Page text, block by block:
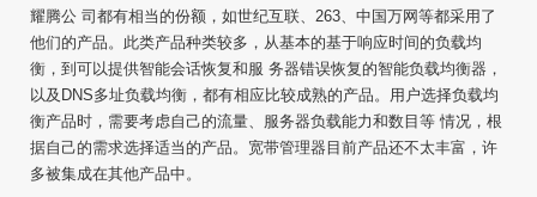
耀腾公 司都有相当的份额，如世纪互联、263、中国万网等都采用了
他们的产品。此类产品种类较多，从基本的基于响应时间的负载均
衡，到可以提供智能会话恢复和服 务器错误恢复的智能负载均衡器，
以及DNS多址负载均衡，都有相应比较成熟的产品。用户选择负载均
衡产品时，需要考虑自己的流量、服务器负载能力和数目等 情况，根
据自己的需求选择适当的产品。宽带管理器目前产品还不太丰富，许
多被集成在其他产品中。